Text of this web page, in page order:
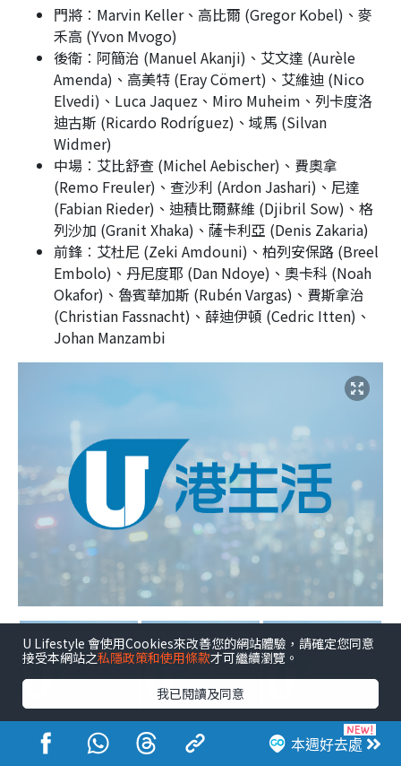
門將︰Marvin Keller、高比爾 (Gregor Kobel)、麥
禾高 (Yvon Mvogo)
後衛︰阿簡治 (Manuel Akanji)、艾文達 (Aurèle
Amenda)、高美特 (Eray Cömert)、艾維迪 (Nico
Elvedi)、Luca Jaquez、Miro Muheim、列卡度洛
迪古斯 (Ricardo Rodríguez)、域馬 (Silvan
Widmer)
中場︰艾比舒查 (Michel Aebischer)、費奧拿
(Remo Freuler)、查沙利 (Ardon Jashari)、尼達
(Fabian Rieder)、迪積比爾蘇維 (Djibril Sow)、格
列沙加 (Granit Xhaka)、薩卡利亞 (Denis Zakaria)
前鋒︰艾杜尼 (Zeki Amdouni)、柏列安保路 (Breel
Embolo)、丹尼度耶 (Dan Ndoye)、奧卡科 (Noah
Okafor)、魯賓華加斯 (Rubén Vargas)、費斯拿治
(Christian Fassnacht)、薛迪伊頓 (Cedric Itten)、
Johan Manzambi
點擊圖片放大 本週好去處
U Lifestyle 會使用Cookies來改善您的網站體驗，請確定您同意
接受本網站之私隱政策和使用條款才可繼續瀏覽。
我已閱讀及同意